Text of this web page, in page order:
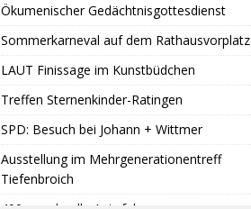
Ökumenischer Gedächtnisgottesdienst
Sommerkarneval auf dem Rathausvorplatz
LAUT Finissage im Kunstbüdchen
Treffen Sternenkinder-Ratingen
SPD: Besuch bei Johann + Wittmer
Ausstellung im Mehrgenerationentreff
Tiefenbroich